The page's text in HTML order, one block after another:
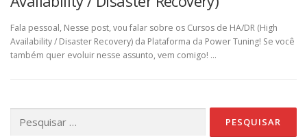
Fala pessoal, Nesse post, vou falar sobre os Cursos de HA/DR (High
Availability / Disaster Recovery) da Plataforma da Power Tuning! Se você
também quer evoluir nesse assunto, vem comigo! …
por: